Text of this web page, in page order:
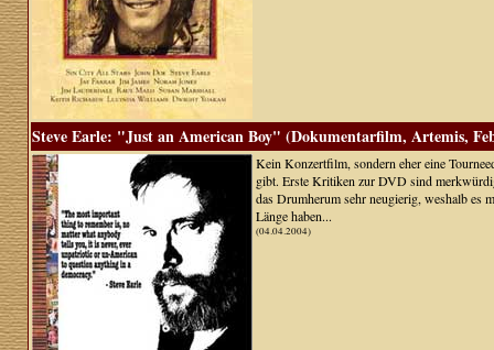
Steve Earle: "Just an American Boy" (Dokumentarfilm, Artemis,
Kein Konzertfilm, sondern eher eine
gibt. Erste Kritiken zur DVD sind
das Drumherum sehr neugierig, weshalb es
Länge haben...
(04.04.2004)